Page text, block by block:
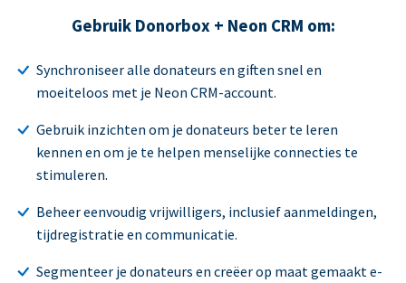
Gebruik Donorbox + Neon CRM om:
Synchroniseer alle donateurs en giften snel en
moeiteloos met je Neon CRM-account.
Gebruik inzichten om je donateurs beter te leren
kennen en om je te helpen menselijke connecties te
stimuleren.
Beheer eenvoudig vrijwilligers, inclusief aanmeldingen,
tijdregistratie en communicatie.
Segmenteer je donateurs en creëer op maat gemaakt e-